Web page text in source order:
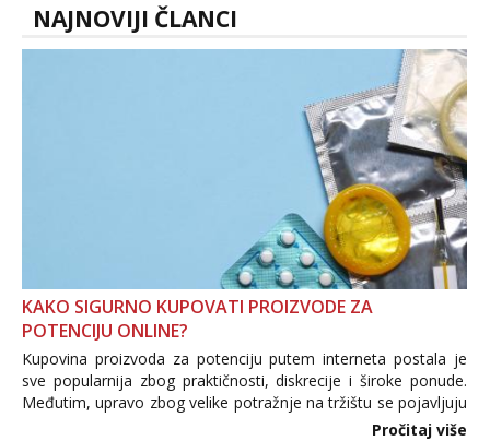
s kolegica...
NAJNOVIJI ČLANCI
KAKO SIGURNO KUPOVATI PROIZVODE ZA
POTENCIJU ONLINE?
Kupovina proizvoda za potenciju putem interneta postala je
sve popularnija zbog praktičnosti, diskrecije i široke ponude.
Međutim, upravo zbog velike potražnje na tržištu se pojavljuju
i brojni krivotvoreni proizvodi, nepouzdane internetske
Pročitaj više